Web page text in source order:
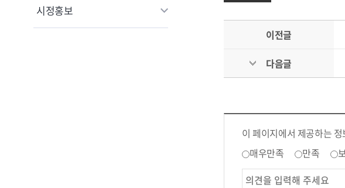
시정홍보
이전글
다음글
이 페이지에서 제공하는
매우만족
만족